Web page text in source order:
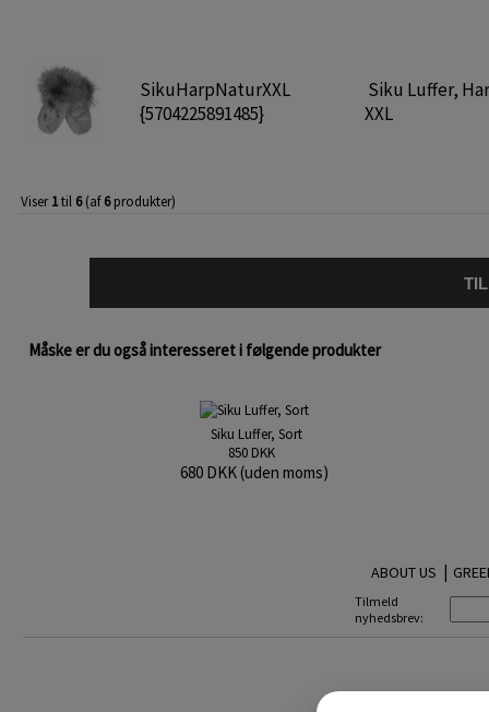
SikuHarpNaturXXL
{5704225891485}
Siku Luffer,
XXL
Viser1til 6(af6produkter)
Måske er du også interesseret i følgende produkter
Siku Luffer, Sort
850 DKK
680 DKK (uden moms)
ABOUT US |
Tilmeld
nyhedsbrev: